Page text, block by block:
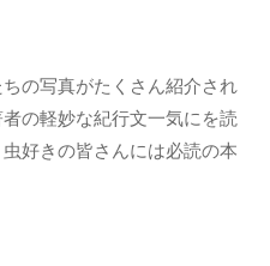
の写真がたくさん紹介され
の軽妙な紀行文一気にを読
好きの皆さんには必読の本